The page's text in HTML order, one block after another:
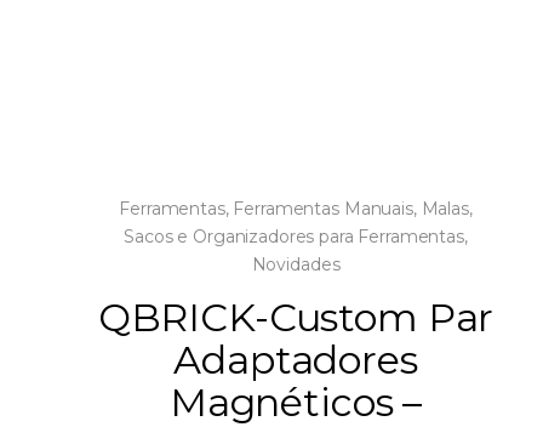
Ferramentas, Ferramentas Manuais, Malas,
Sacos e Organizadores para Ferramentas,
Novidades
QBRICK-Custom Par
Adaptadores
Magnéticos –